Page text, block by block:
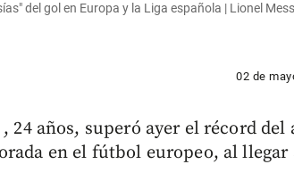
del gol en Europa y la Liga española | Lionel
02 de
24 años, superó ayer el récord
en el fútbol europeo, al llegar